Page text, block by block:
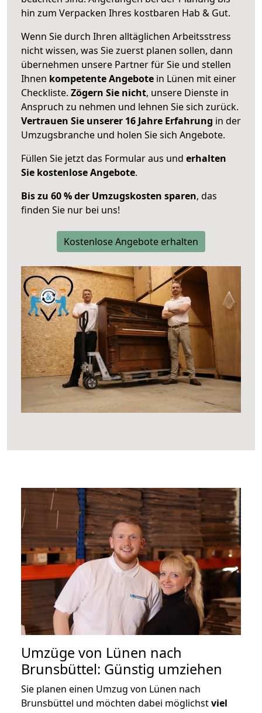
hin zum Verpacken Ihres kostbaren Hab & Gut.
Wenn Sie durch Ihren alltäglichen Arbeitsstress
nicht wissen, was Sie zuerst planen sollen, dann
übernehmen unsere Partner für Sie und stellen
Ihnen kompetente Angebote in Lünen mit einer
Checkliste. Zögern Sie nicht, unsere Dienste in
Anspruch zu nehmen und lehnen Sie sich zurück.
Vertrauen Sie unserer 16 Jahre Erfahrung in der
Umzugsbranche und holen Sie sich Angebote.
Füllen Sie jetzt das Formular aus und erhalten
Sie kostenlose Angebote.
Bis zu 60 % der Umzugskosten sparen, das
finden Sie nur bei uns!
Kostenlose Angebote erhalten
Umzüge von Lünen nach
Brunsbüttel: Günstig umziehen
Sie planen einen Umzug von Lünen nach
Brunsbüttel und möchten dabei möglichstviel